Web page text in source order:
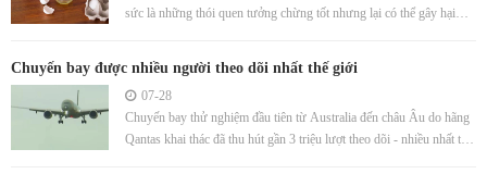
sức là những thói quen tưởng chừng tốt nhưng lại có thể gây hại
Chuyến bay được nhiều người theo dõi nhất thế giới
07-28
Chuyến bay thử nghiệm đầu tiên từ Australia đến châu Âu do hãng
Qantas khai thác đã thu hút gần 3 triệu lượt theo dõi - nhiều nhất thế